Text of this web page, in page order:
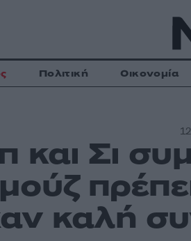
Πολιτική Οικονομία
και Σι
καλή